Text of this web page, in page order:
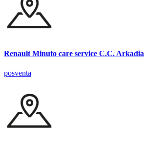
Renault Minuto care service C.C. Arkadia
posventa